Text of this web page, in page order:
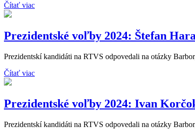
Čítať viac
Prezidentské voľby 2024: Štefan
Prezidentskí kandidáti na RTVS odpovedali na otázky
Čítať viac
Prezidentské voľby 2024: Ivan
Prezidentskí kandidáti na RTVS odpovedali na otázky